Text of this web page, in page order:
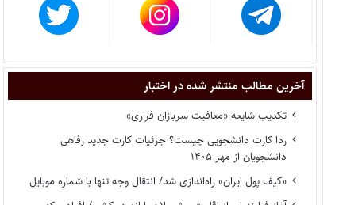
آخرین مطالب منتشر شده در اختبار
تکذیب شایعه «معافیت سربازان فراری»
ردا کارت دانشجویی چیست؟ جزئیات کارت جدید رفاهی
دانشجویان از مهر ۱۴۰۵
«کیف پول ایران» راه‌اندازی شد/ انتقال وجه تنها با شماره موبایل